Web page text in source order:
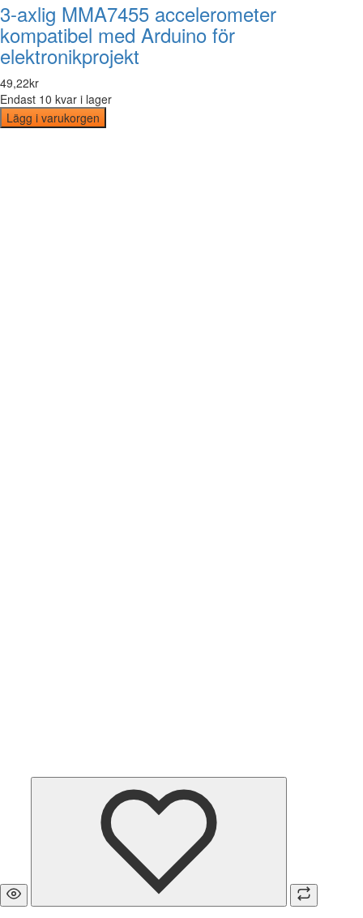
3-axlig MMA7455 accelerometer
kompatibel med Arduino för
elektronikprojekt
49,22kr
Endast 10 kvar i lager
Lägg i varukorgen